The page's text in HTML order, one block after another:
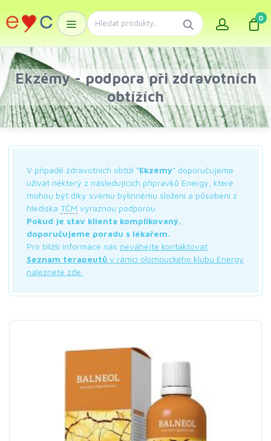
0
Ekzémy - podpora při zdravotních
obtížích
V případě zdravotních obtíží "Ekzémy" doporučujeme
užívat některý z následujících přípravků Energy, které
mohou být díky svému bylinnému složení a působení z
hlediska TČM výraznou podporou.
Pokud je stav klienta komplikovaný,
doporučujeme poradu s lékařem.
Pro bližší informace nás neváhejte kontaktovat
Seznam terapeutů v rámci olomouckého klubu Energy
naleznete zde.